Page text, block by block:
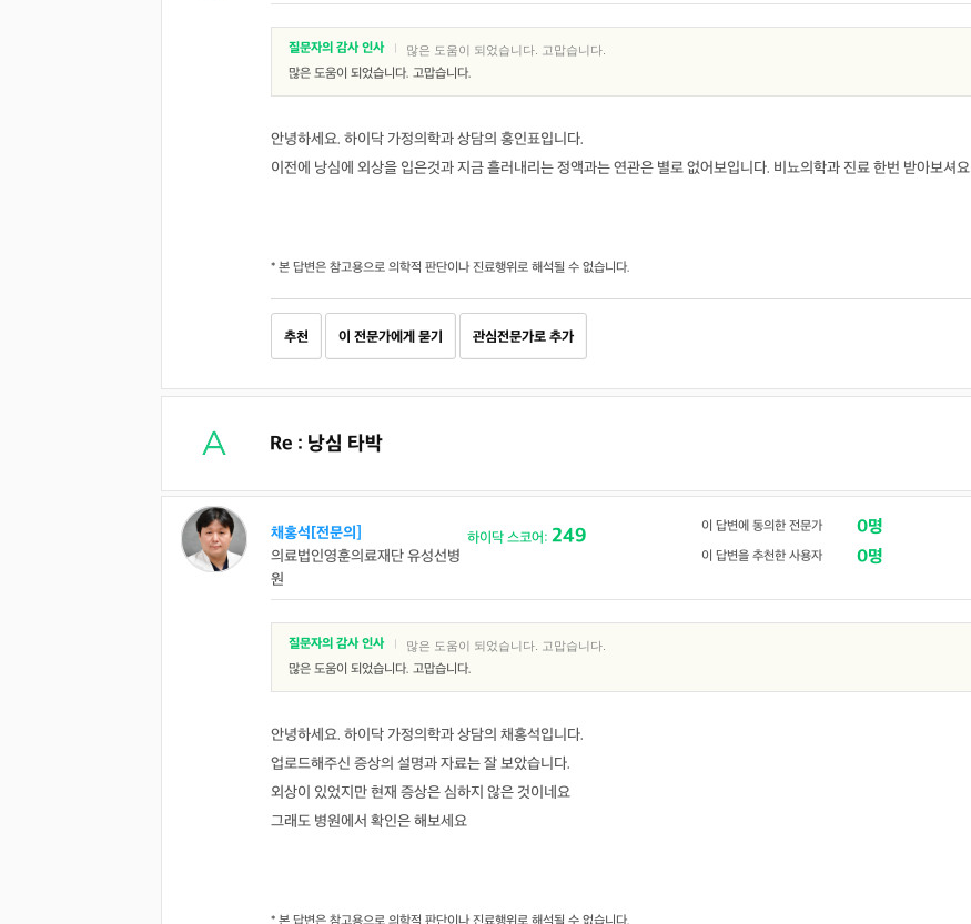
질문자의 감사 인사 많은 도움이 되었습니다. 고맙습니다.
많은 도움이 되었습니다. 고맙습니다.
안녕하세요. 하이닥 가정의학과 상담의 홍인표입니다.
이전에 낭심에 외상을 입은것과 지금 흘러내리는 정액과는 연관은 별로 없어보입니다. 비뇨의학과 진료 한번 받아보셔요
* 본 답변은 참고용으로 의학적 판단이나 진료행위로 해석될 수 없습니다.
추천 이 전문가에게 묻기 관심전문가로 추가
Re : 낭심 타박
채홍석[전문의]
의료법인영훈의료재단 유성선병
원
하이닥 스코어: 249 이 답변에 동의한 전문가 0명
이 답변을 추천한 사용자 0명
질문자의 감사 인사 많은 도움이 되었습니다. 고맙습니다.
많은 도움이 되었습니다. 고맙습니다.
안녕하세요. 하이닥 가정의학과 상담의 채홍석입니다.
업로드해주신 증상의 설명과 자료는 잘 보았습니다.
외상이 있었지만 현재 증상은 심하지 않은 것이네요
그래도 병원에서 확인은 해보세요